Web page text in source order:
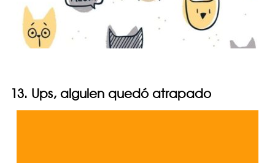
13. Ups, alguien quedó atrapado